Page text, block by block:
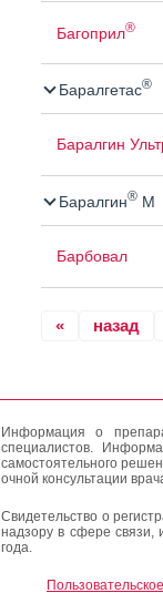
Багоприл®
Баралгетас®
Баралгин
Баралгин®М
Барбовал
« назад
Информация о
специалистов.
самостоятельного
очной консультации
Свидетельство о
надзору в сфере связи,
года.